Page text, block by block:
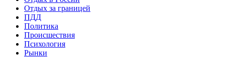
Отдых за границей
ПДД
Политика
Происшествия
Психология
Рынки